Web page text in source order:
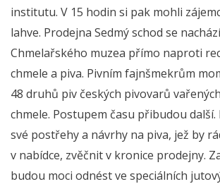
institutu. V 15 hodin si pak mohli
lahve. Prodejna Sedmý schod se
Chmelařského muzea přímo naproti
chmele a piva. Pivním fajnšmekrům
48 druhů piv českých pivovarů
chmele. Postupem času přibudou
své postřehy a návrhy na piva, jež by
v nabídce, zvěčnit v kronice prodejny.
budou moci odnést ve speciálních